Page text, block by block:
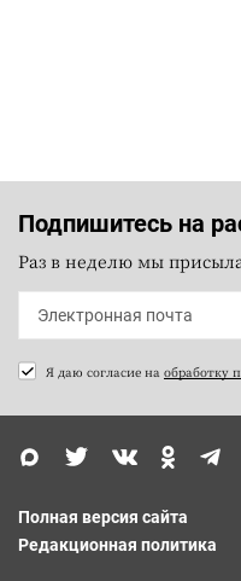
Подпишитесь на
Раз в неделю мы
Я даю согласие на обработку
Полная версия сайта
Редакционная политика